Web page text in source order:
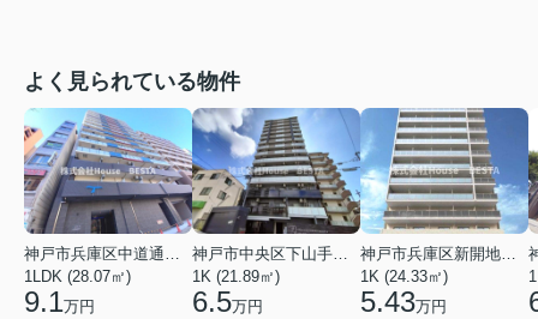
よく見られている物件
1LDK (28.07㎡)
9.1万円
1K (21.89㎡)
6.5万円
1K (24.33㎡)
5.43万円